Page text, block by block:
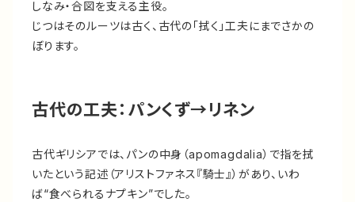
しなみ・合図を支える主役。
じつはそのルーツは古く、古代の「拭く」工夫にまでさかの
ぼります。
古代の工夫：パンくず→リネン
古代ギリシアでは、パンの中身（apomagdalia）で指を拭
いたという記述（アリストファネス『騎士』）があり、いわ
ば“食べられるナプキン”でした。